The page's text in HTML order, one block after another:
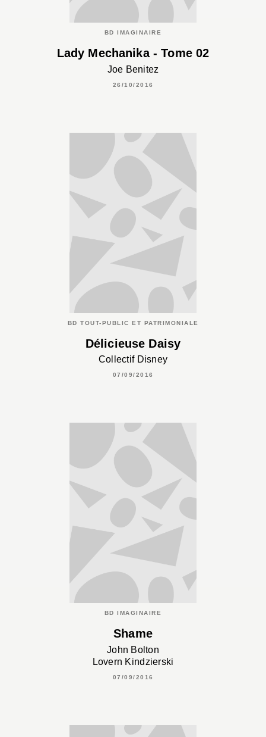
BD IMAGINAIRE
Lady Mechanika - Tome 02
Joe Benitez
26/10/2016
BD TOUT-PUBLIC ET PATRIMONIALE
Délicieuse Daisy
Collectif Disney
07/09/2016
BD IMAGINAIRE
Shame
John Bolton
Lovern Kindzierski
07/09/2016